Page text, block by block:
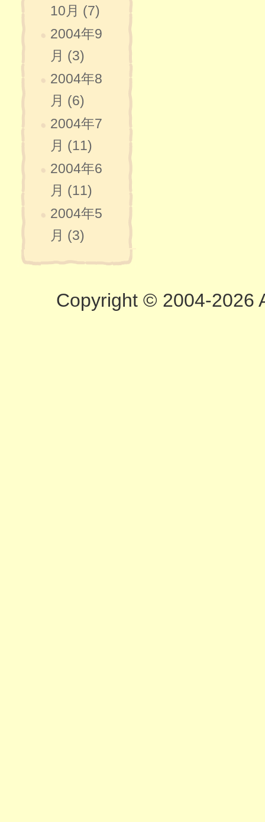
10月 (7)
2004年9
月 (3)
2004年8
月 (6)
2004年7
月 (11)
2004年6
月 (11)
2004年5
月 (3)
Copyright © 2004-2026